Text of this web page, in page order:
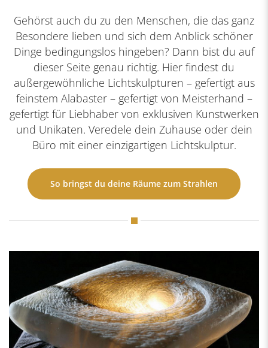
Gehörst auch du zu den Menschen, die das ganz
Besondere lieben und sich dem Anblick schöner
Dinge bedingungslos hingeben? Dann bist du auf
dieser Seite genau richtig. Hier findest du
außergewöhnliche Lichtskulpturen – gefertigt aus
feinstem Alabaster – gefertigt von Meisterhand –
gefertigt für Liebhaber von exklusiven Kunstwerken
und Unikaten. Veredele dein Zuhause oder dein
Büro mit einer einzigartigen Lichtskulptur.
So bringst du deine Räume zum Strahlen